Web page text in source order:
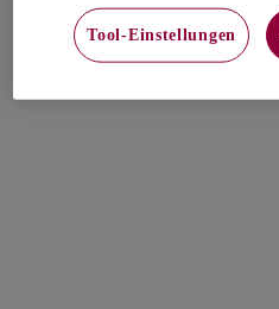
Tool-Einstellungen